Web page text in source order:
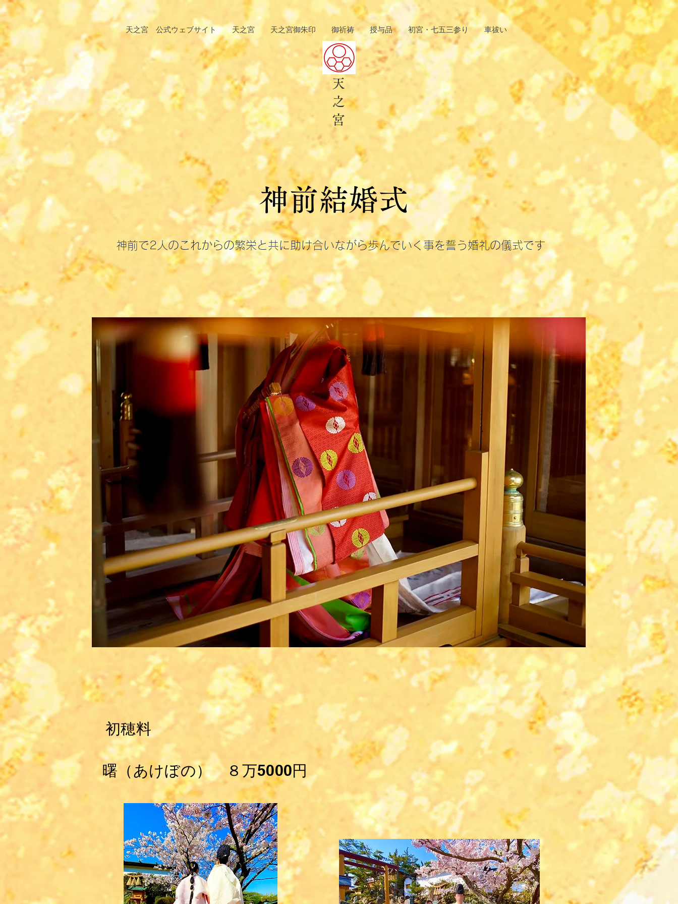
天之宮 公式ウェブサイト 天之宮 天之宮御朱印 御祈祷 授与品 初宮・七五三参り 車祓い
天
之
​宮
​神前結婚式
神前で2人のこれからの繁栄と共に助け合いながら歩んでいく事を誓う婚礼の儀式です
​初穂料
​曙（あけぼの） ８万5000円